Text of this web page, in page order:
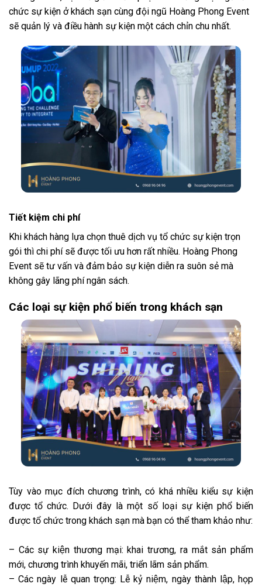
chức sự kiện ở khách sạn cùng đội ngũ Hoàng Phong Event
sẽ quản lý và điều hành sự kiện một cách chỉn chu nhất.
Tiết kiệm chi phí
Khi khách hàng lựa chọn thuê dịch vụ tổ chức sự kiện trọn
gói thì chi phí sẽ được tối ưu hơn rất nhiều. Hoàng Phong
Event sẽ tư vấn và đảm bảo sự kiện diễn ra suôn sẻ mà
không gây lãng phí ngân sách.
Các loại sự kiện phổ biến trong khách sạn
Tùy vào mục đích chương trình, có khá nhiều kiểu sự kiện
được tổ chức. Dưới đây là một số loại sự kiện phổ biến
được tổ chức trong khách sạn mà bạn có thể tham khảo như:
– Các sự kiện thương mại: khai trương, ra mắt sản phẩm
mới, chương trình khuyến mãi, triển lãm sản phẩm.
– Các ngày lễ quan trọng: Lễ kỷ niệm, ngày thành lập, họp